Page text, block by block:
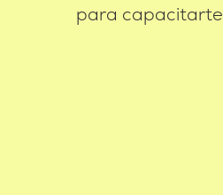
para capacitarte